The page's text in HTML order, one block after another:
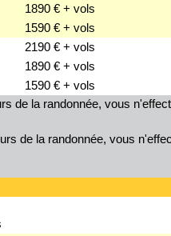
1890 € + vols
1590 € + vols
2190 € + vols
1890 € + vols
1590 € + vols
de la randonnée, vous
de la randonnée, vous